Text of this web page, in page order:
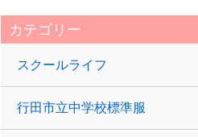
カテゴリー
スクールライフ
行田市立中学校標準服